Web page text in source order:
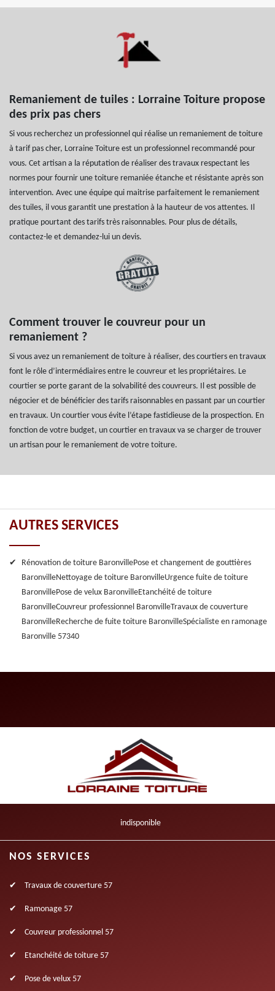
Remaniement de tuiles : Lorraine Toiture propose
des prix pas chers
Si vous recherchez un professionnel qui réalise un remaniement de toiture
à tarif pas cher, Lorraine Toiture est un professionnel recommandé pour
vous. Cet artisan a la réputation de réaliser des travaux respectant les
normes pour fournir une toiture remaniée étanche et résistante après son
intervention. Avec une équipe qui maitrise parfaitement le remaniement
des tuiles, il vous garantit une prestation à la hauteur de vos attentes. Il
pratique pourtant des tarifs très raisonnables. Pour plus de détails,
contactez-le et demandez-lui un devis.
Comment trouver le couvreur pour un
remaniement ?
Si vous avez un remaniement de toiture à réaliser, des courtiers en travaux
font le rôle d’intermédiaires entre le couvreur et les propriétaires. Le
courtier se porte garant de la solvabilité des couvreurs. Il est possible de
négocier et de bénéficier des tarifs raisonnables en passant par un courtier
en travaux. Un courtier vous évite l’étape fastidieuse de la prospection. En
fonction de votre budget, un courtier en travaux va se charger de trouver
un artisan pour le remaniement de votre toiture.
AUTRES SERVICES
Rénovation de toiture BaronvillePose et changement de gouttières
BaronvilleNettoyage de toiture BaronvilleUrgence fuite de toiture
BaronvillePose de velux BaronvilleEtanchéité de toiture
BaronvilleCouvreur professionnel BaronvilleTravaux de couverture
BaronvilleRecherche de fuite toiture BaronvilleSpécialiste en ramonage
Baronville 57340
indisponible
NOS SERVICES
Travaux de couverture 57
Ramonage 57
Couvreur professionnel 57
Etanchéité de toiture 57
Pose de velux 57